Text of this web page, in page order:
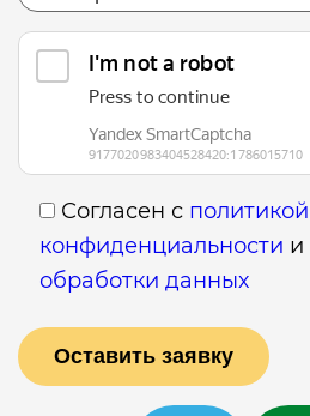
Согласен с политикой
конфиденциальности и
обработки данных